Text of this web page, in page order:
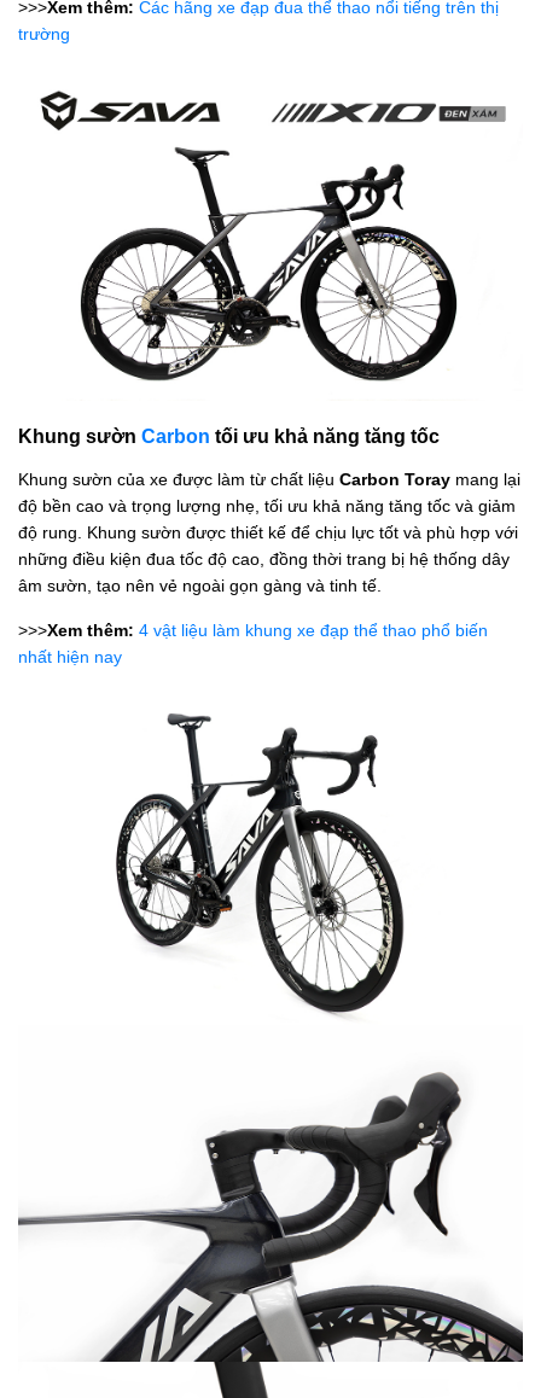
>>>Xem thêm: Các hãng xe đạp đua thể thao nổi tiếng trên thị
trường
Khung sườn Carbon tối ưu khả năng tăng tốc
Khung sườn của xe được làm từ chất liệu Carbon Toray mang lại
độ bền cao và trọng lượng nhẹ, tối ưu khả năng tăng tốc và giảm
độ rung. Khung sườn được thiết kế để chịu lực tốt và phù hợp với
những điều kiện đua tốc độ cao, đồng thời trang bị hệ thống dây
âm sườn, tạo nên vẻ ngoài gọn gàng và tinh tế.
>>>Xem thêm: 4 vật liệu làm khung xe đạp thể thao phổ biến
nhất hiện nay